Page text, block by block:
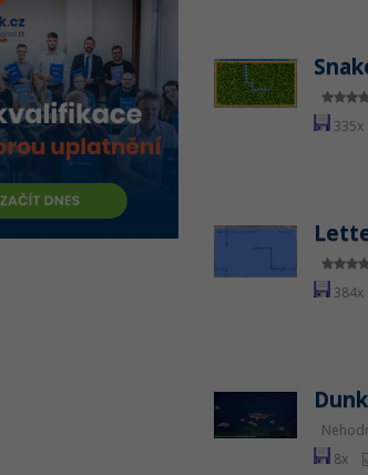
.NET
335x
384x
8x